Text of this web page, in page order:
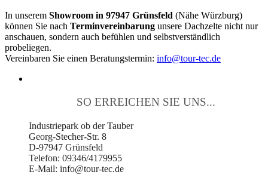
In unserem Showroom in 97947 Grünsfeld (Nähe Würzburg)
können Sie nach Terminvereinbarung unsere Dachzelte nicht nur
anschauen, sondern auch befühlen und selbstverständlich
probeliegen.
Vereinbaren Sie einen Beratungstermin: info@tour-tec.de
SO ERREICHEN SIE UNS...
Industriepark ob der Tauber
Georg-Stecher-Str. 8
D-97947 Grünsfeld
Telefon: 09346/4179955
E-Mail: info@tour-tec.de